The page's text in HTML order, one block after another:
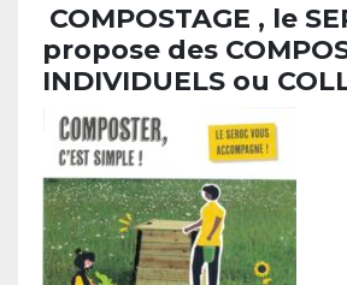
COMPOSTAGE , le
propose des
INDIVIDUELS ou